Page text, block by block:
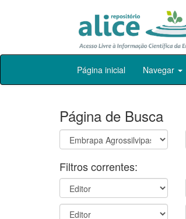
Skip
Página inicial Navegar
Página de Busca
Filtros correntes: